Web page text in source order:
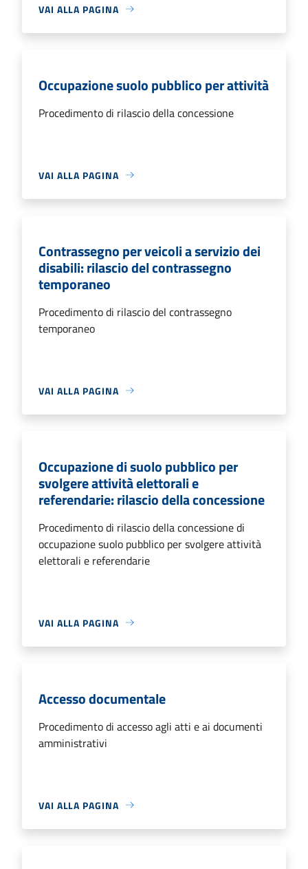
VAI ALLA PAGINA
Occupazione suolo pubblico per attività
Procedimento di rilascio della concessione
VAI ALLA PAGINA
Contrassegno per veicoli a servizio dei
disabili: rilascio del contrassegno
temporaneo
Procedimento di rilascio del contrassegno
temporaneo
VAI ALLA PAGINA
Occupazione di suolo pubblico per
svolgere attività elettorali e
referendarie: rilascio della concessione
Procedimento di rilascio della concessione di
occupazione suolo pubblico per svolgere attività
elettorali e referendarie
VAI ALLA PAGINA
Accesso documentale
Procedimento di accesso agli atti e ai documenti
amministrativi
VAI ALLA PAGINA